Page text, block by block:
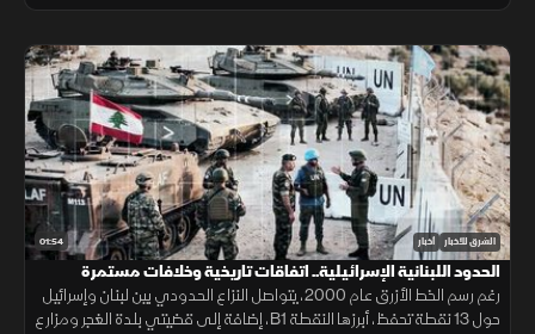
01:54 الشرق للأخبار أخبار
الحدود اللبنانية الإسرائيلية.. اتفاقات تاريخية وخلافات مستمرة
رغم رسم الخط الأزرق عام 2000، يتواصل النزاع الحدودي بين لبنان وإسرائيل
حول 13 نقطة تحفظ، أبرزها النقطة B1، إضافة إلى قضيتي بلدة الغجر ومزارع